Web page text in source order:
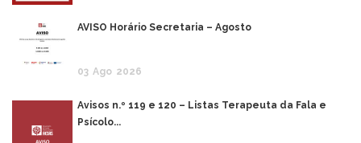
AVISO Horário Secretaria – Agosto
03 Ago 2026
Avisos n.º 119 e 120 – Listas Terapeuta da Fala e
Psícolo...